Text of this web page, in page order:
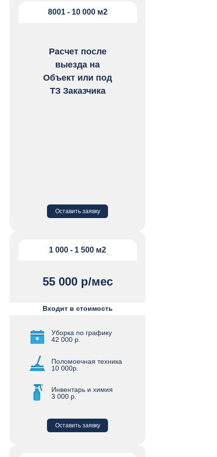
8001 - 10 000 м2
Расчет после
выезда на
Объект или под
ТЗ Заказчика
Оставить заявку
Регулярная выездная уборка
1 000 - 1 500 м2
55 000 р/мес
Входит в стоимость
Уборка по графику
42 000 р.
Поломоечная техника
10 000р.
Инвентарь и химия
3 000 р.
Оставить заявку